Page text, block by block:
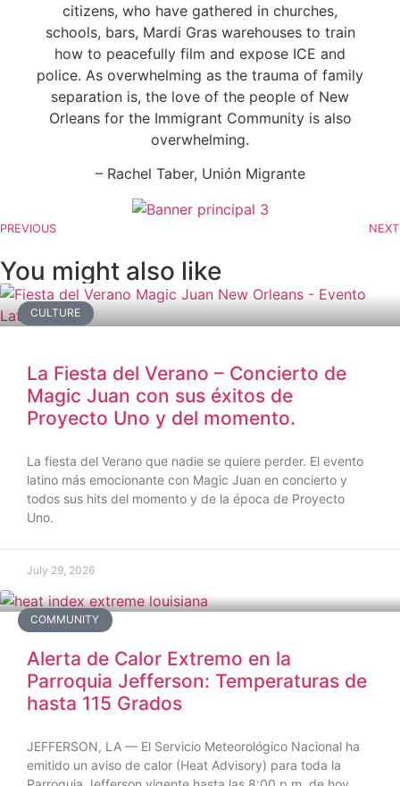
citizens, who have gathered in churches,
schools, bars, Mardi Gras warehouses to train
how to peacefully film and expose ICE and
police. As overwhelming as the trauma of family
separation is, the love of the people of New
Orleans for the Immigrant Community is also
overwhelming.
– Rachel Taber, Unión Migrante
PREVIOUS NEXT
You might also like
CULTURE
La Fiesta del Verano – Concierto de
Magic Juan con sus éxitos de
Proyecto Uno y del momento.
La fiesta del Verano que nadie se quiere perder. El evento
latino más emocionante con Magic Juan en concierto y
todos sus hits del momento y de la época de Proyecto
Uno.
July 29, 2026
COMMUNITY
Alerta de Calor Extremo en la
Parroquia Jefferson: Temperaturas de
hasta 115 Grados
JEFFERSON, LA — El Servicio Meteorológico Nacional ha
emitido un aviso de calor (Heat Advisory) para toda la